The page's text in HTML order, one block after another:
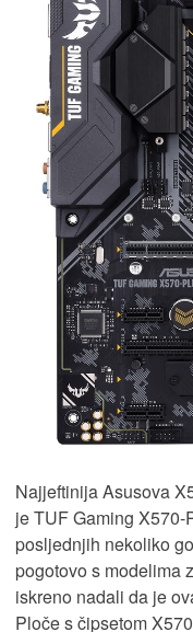
Najjeftinija Asusova
je TUF Gaming
posljednjih nekoliko
pogotovo s modelima
iskreno nadali da je
Ploče s čipsetom